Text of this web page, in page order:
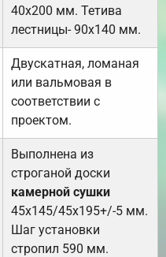
40х200 мм. Тетива
лестницы- 90х140 мм.
Двускатная, ломаная
или вальмовая в
соответствии с
проектом.
Выполнена из
строганой доски
камерной сушки
45х145/45х195+/-5 мм.
Шаг установки
стропил 590 мм.